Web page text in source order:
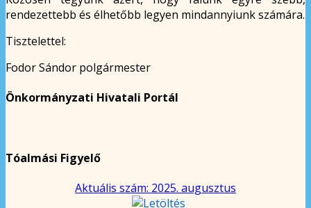
rendezettebb és élhetőbb legyen mindannyiunk számára.
Tisztelettel:
Fodor Sándor polgármester
Önkormányzati Hivatali Portál
Tóalmási Figyelő
Aktuális szám: 2025. augusztus